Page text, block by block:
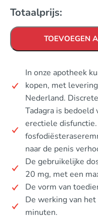
Totaalprijs:
TOEVOEGEN
In onze apotheek
kopen, met
Nederland.
Tadagra is bedoeld
erectiele
naar de penis
De gebruikelijke
20 mg, met een
De vorm van
De werking van
minuten.